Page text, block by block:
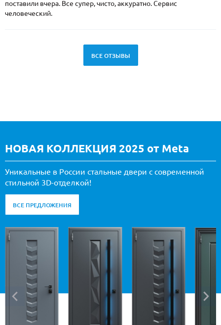
поставили вчера. Все супер, чисто, аккуратно. Сервис
человеческий.
ВСЕ ОТЗЫВЫ
НОВАЯ КОЛЛЕКЦИЯ 2025 от Meta
Уникальные в России стальные двери с современной
стильной 3D-отделкой!
ВСЕ ПРЕДЛОЖЕНИЯ